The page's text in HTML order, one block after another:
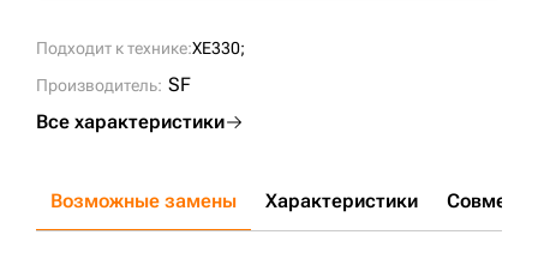
Подходит к технике:XE330;
Производитель: SF
Все характеристики
Возможные замены Характеристики